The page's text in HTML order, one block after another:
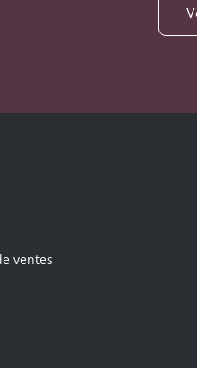
ventes